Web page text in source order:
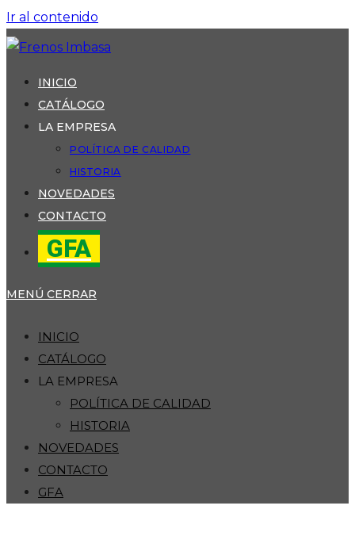
Ir al contenido
INICIO
CATÁLOGO
LA EMPRESA
POLÍTICA DE CALIDAD
HISTORIA
NOVEDADES
CONTACTO
GFA
MENÚ CERRAR
INICIO
CATÁLOGO
LA EMPRESA
POLÍTICA DE CALIDAD
HISTORIA
NOVEDADES
CONTACTO
GFA